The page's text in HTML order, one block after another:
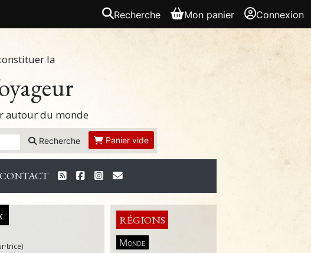
Recherche Mon panier Connexion
la
autour du monde
Recherche Panier vide
CONTACT
RÉGIONS
Monde